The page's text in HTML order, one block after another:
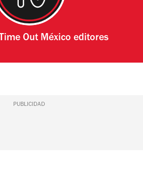
Time Out México editores
PUBLICIDAD